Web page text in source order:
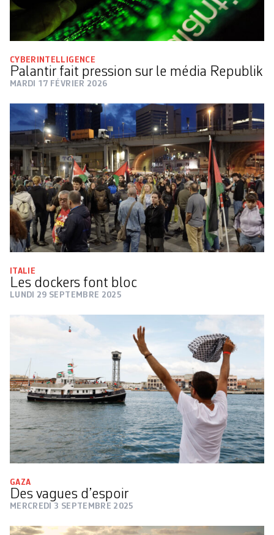
CYBERINTELLIGENCE
Palantir fait pression sur le média Republik
MARDI 17 FÉVRIER 2026
ITALIE
Les dockers font bloc
LUNDI 29 SEPTEMBRE 2025
GAZA
Des vagues d’espoir
MERCREDI 3 SEPTEMBRE 2025